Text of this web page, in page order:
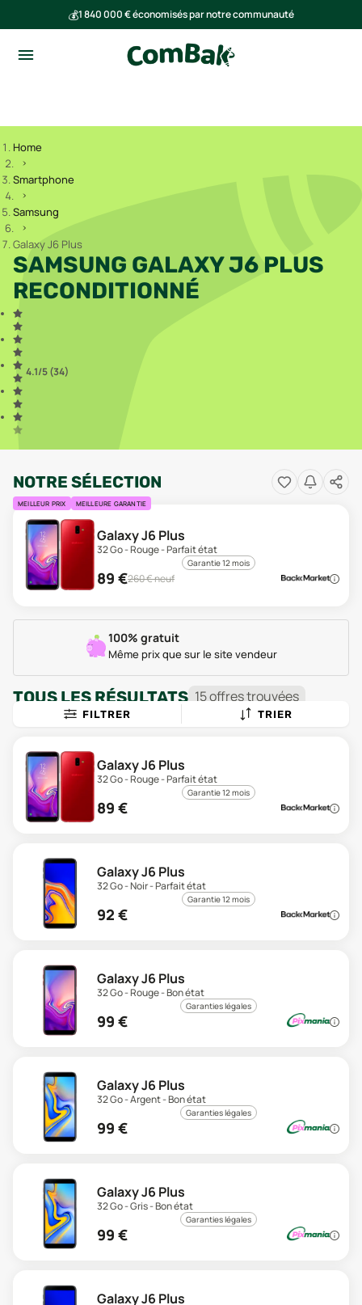
💰1 840 000 € économisés par notre communauté
Home
Smartphone
Samsung
Galaxy J6 Plus
SAMSUNG GALAXY J6 PLUS
RECONDITIONNÉ
4.1/5 (34)
NOTRE SÉLECTION
MEILLEUR PRIX MEILLEURE GARANTIE
Galaxy J6 Plus
32 Go - Rouge - Parfait état
Garantie 12 mois
89 €260€ neuf
100% gratuit
Même prix que sur le site vendeur
TOUS LES RÉSULTATS 15offrestrouvées
FILTRER TRIER
Galaxy J6 Plus
32 Go - Rouge - Parfait état
Garantie 12 mois
89 €
Galaxy J6 Plus
32 Go - Noir - Parfait état
Garantie 12 mois
92 €
Galaxy J6 Plus
32 Go - Rouge - Bon état
Garanties légales
99 €
Galaxy J6 Plus
32 Go - Argent - Bon état
Garanties légales
99 €
Galaxy J6 Plus
32 Go - Gris - Bon état
Garanties légales
99 €
Galaxy J6 Plus